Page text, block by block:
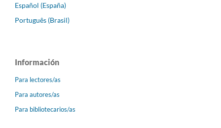
Español (España)
Português (Brasil)
Información
Para lectores/as
Para autores/as
Para bibliotecarios/as